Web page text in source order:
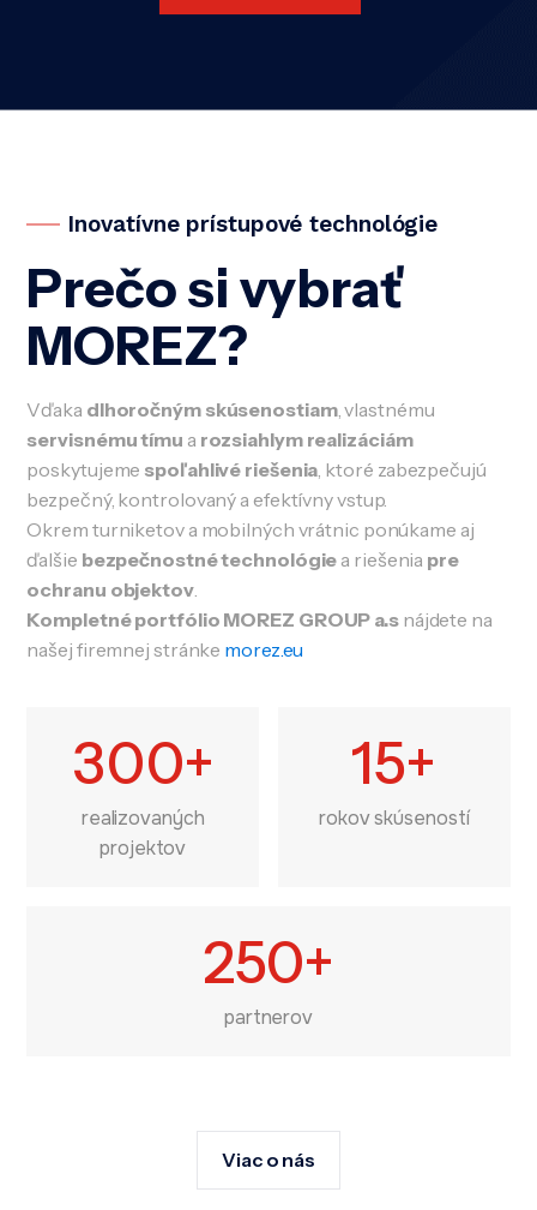
300+
realizovaných
projektov
15+
rokov skúseností
250+
partnerov
Viac o nás
Inovatívne prístupové technológie
Prečo si vybrať
MOREZ?
Vďaka dlhoročným skúsenostiam, vlastnému
servisnému tímu a rozsiahlym realizáciám
poskytujeme spoľahlivé riešenia, ktoré zabezpečujú
bezpečný, kontrolovaný a efektívny vstup.
Okrem turniketov a mobilných vrátnic ponúkame aj
ďalšie bezpečnostné technológie a riešenia pre
ochranu objektov.
Kompletné portfólio MOREZ GROUP a.snájdete na
našej firemnej stránke morez.eu